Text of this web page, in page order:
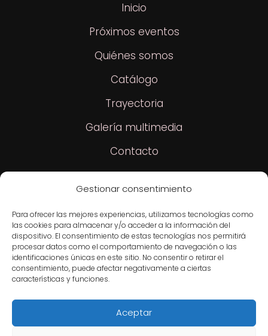
Gestionar consentimiento
Para ofrecer las mejores experiencias, utilizamos tecnologías como
las cookies para almacenar y/o acceder a la información del
dispositivo. El consentimiento de estas tecnologías nos permitirá
procesar datos como el comportamiento de navegación o las
identificaciones únicas en este sitio. No consentir o retirar el
consentimiento, puede afectar negativamente a ciertas
características y funciones.
Aceptar
Inicio
Próximos eventos
Quiénes somos
Catálogo
Trayectoria
Galería multimedia
Contacto
Contacto
smartphone +34 644 23 35 55
+34 644 23 35 55
email creaescenavila@gmail.com